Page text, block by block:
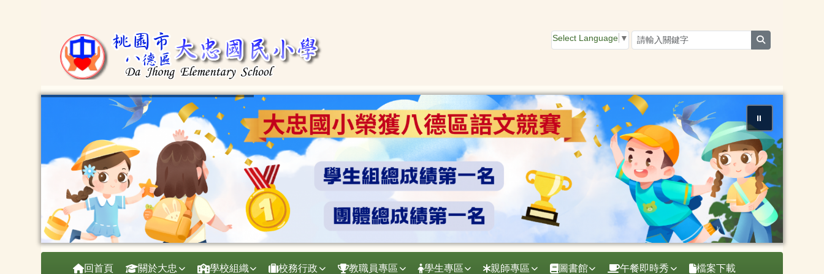
Select Language ▼
⏸
導覽列回首頁 關於大忠 學校組織 校務行政 教職員專區 學生專區 親師專區 圖書館 午餐即時秀 檔案下載